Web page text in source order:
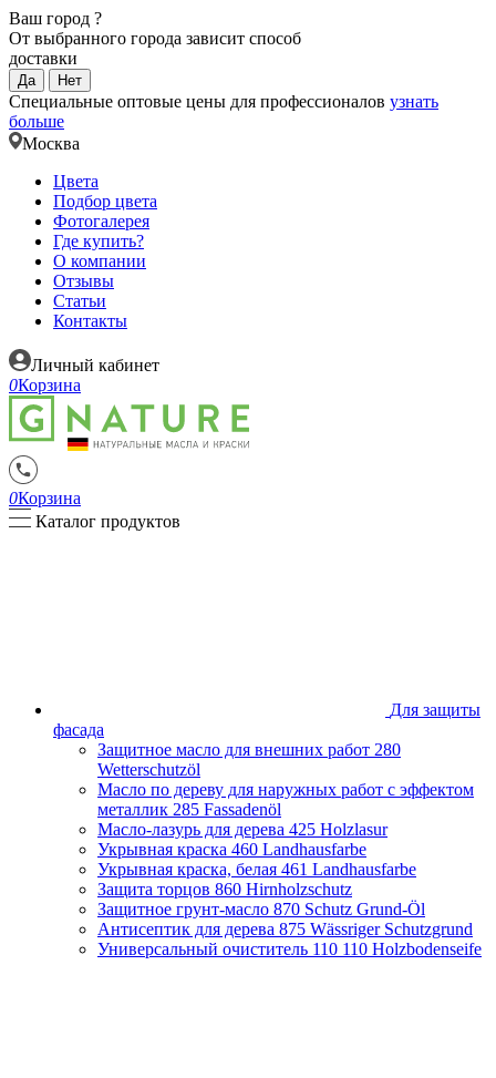
Ваш город ?
От выбранного города зависит способ
доставки
Да Нет
Специальные оптовые цены для профессионалов узнать
больше
Москва
Цвета
Подбор цвета
Фотогалерея
Где купить?
О компании
Отзывы
Статьи
Контакты
Личный кабинет
0Корзина
0Корзина
Каталог продуктов
Для защиты
фасада
Защитное масло для внешних работ 280
Wetterschutzöl
Масло по дереву для наружных работ с эффектом
металлик 285 Fassadenöl
Масло-лазурь для дерева 425 Holzlasur
Укрывная краска 460 Landhausfarbe
Укрывная краска, белая 461 Landhausfarbe
Защита торцов 860 Hirnholzschutz
Защитное грунт-масло 870 Schutz Grund-Öl
Антисептик для дерева 875 Wässriger Schutzgrund
Универсальный очиститель 110 110 Holzbodenseife